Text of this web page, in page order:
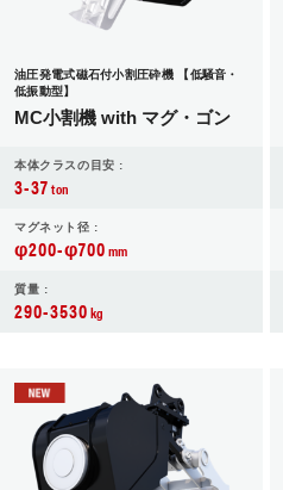
油圧発電式磁石付小割圧砕機 【低騒音・
低振動型】
MC小割機 with マグ・ゴン
本体クラスの目安 :
3-37ton
マグネット径 :
φ200-φ700mm
質量 :
290-3530kg